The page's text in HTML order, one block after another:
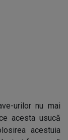
urilor nu mai
acesta usucă
acestuia